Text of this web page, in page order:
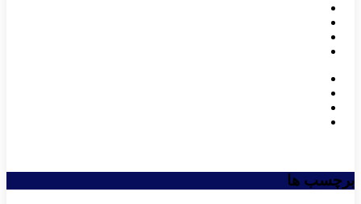
برچسب ها